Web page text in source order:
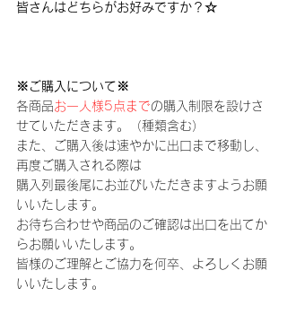
皆さんはどちらがお好みですか？☆
※ご購入について※
各商品お一人様5点までの購入制限を設けさ
せていただきます。（種類含む）
また、ご購入後は速やかに出口まで移動し、
再度ご購入される際は
購入列最後尾にお並びいただきますようお願
いいたします。
お待ち合わせや商品のご確認は出口を出てか
らお願いいたします。
皆様のご理解とご協力を何卒、よろしくお願
いいたします。